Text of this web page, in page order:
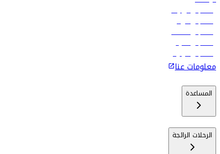
رحلات إلى تبيليسي
رحلات إلى الرياض
رحلات إلى مسقط
رحلات إلى ماليه
رحلات إلى كولومبو
معلومات عنا
المساعدة
الرحلات الرائجة